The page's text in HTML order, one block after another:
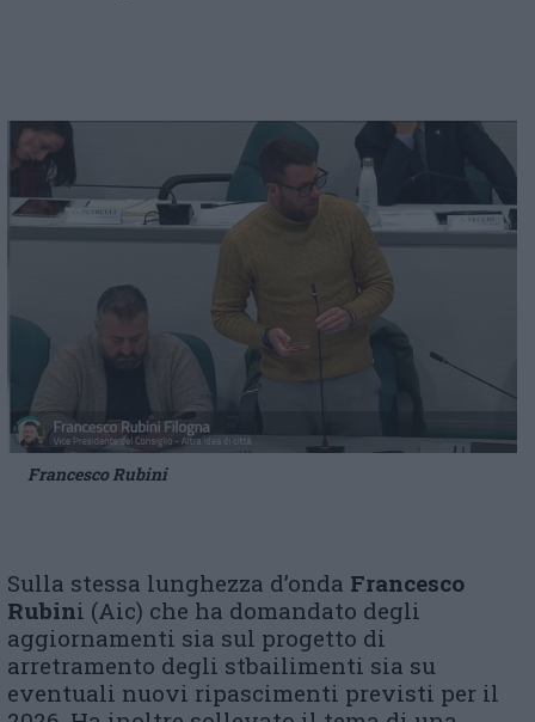
Francesco Rubini
Sulla stessa lunghezza d’onda Francesco
Rubini (Aic) che ha domandato degli
aggiornamenti sia sul progetto di
arretramento degli stbailimenti sia su
eventuali nuovi ripascimenti previsti per il